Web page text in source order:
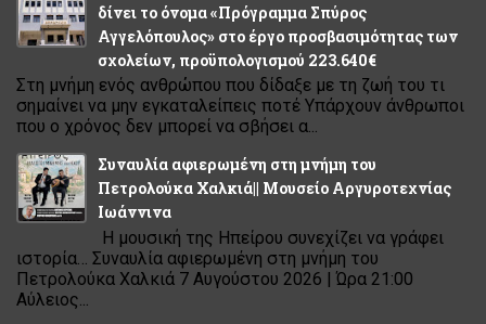
δίνει το όνομα «Πρόγραμμα Σπύρος
Αγγελόπουλος» στο έργο προσβασιμότητας των
σχολείων, προϋπολογισμού 223.640€
Στη μνήμη ενός ανθρώπου που δίδαξε με τη ζωή του τι
σημαίνει να μην εγκαταλείπεις ποτέ Υπάρχουν άνθρωποι
που ο χρόνος δεν μπορεί να σβήσει α...
Συναυλία αφιερωμένη στη μνήμη του
Πετρολούκα Χαλκιά|| Μουσείο Αργυροτεχνίας
Ιωάννινα
Η μουσική της Ηπείρου συνεχίζει να γράφει
ιστορία… Συναυλία αφιερωμένη στη μνήμη του
Πετρολούκα Χαλκιά 7 Αυγούστου 2026 | Ώρα 21:00
Αύλειος...